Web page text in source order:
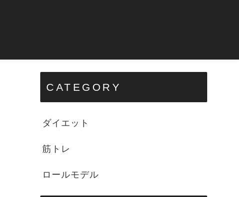
CATEGORY
ダイエット
筋トレ
ロールモデル